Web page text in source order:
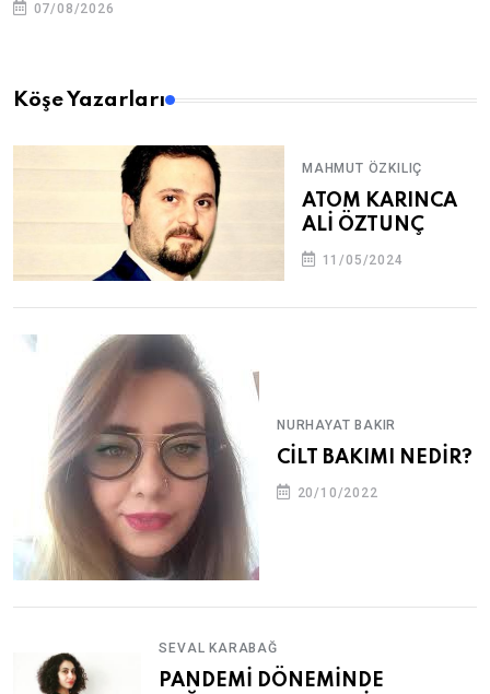
07/08/2026
Köşe Yazarları
MAHMUT ÖZKILIÇ
ATOM KARINCA
ALİ ÖZTUNÇ
11/05/2024
NURHAYAT BAKIR
CİLT BAKIMI NEDİR?
20/10/2022
SEVAL KARABAĞ
PANDEMİ DÖNEMİNDE